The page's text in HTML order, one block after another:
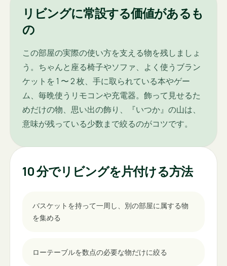
リビングに常設する価値があるも
の
この部屋の実際の使い方を支える物を残しましょ
う。ちゃんと座る椅子やソファ、よく使うブラン
ケットを 1 〜 2 枚、手に取られている本やゲー
ム、毎晩使うリモコンや充電器。飾って見せるた
めだけの物、思い出の飾り、『いつか』の山は、
意味が残っている少数まで絞るのがコツです。
10 分でリビングを片付ける方法
バスケットを持って一周し、別の部屋に属する物
を集める
ローテーブルを数点の必要な物だけに絞る